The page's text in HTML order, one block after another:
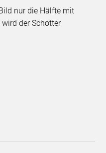
nur die Hälfte mit
der Schotter